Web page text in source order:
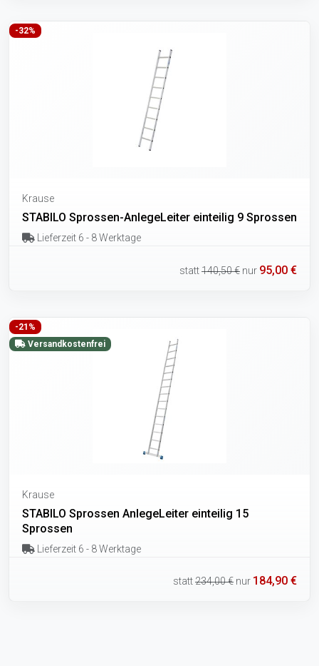
-32%
Krause
STABILO Sprossen-AnlegeLeiter einteilig 9 Sprossen
Lieferzeit 6 - 8 Werktage
statt140,50 € nur 95,00 €
-21%
Versandkostenfrei
Krause
STABILO Sprossen AnlegeLeiter einteilig 15
Sprossen
Lieferzeit 6 - 8 Werktage
statt234,00 € nur 184,90 €